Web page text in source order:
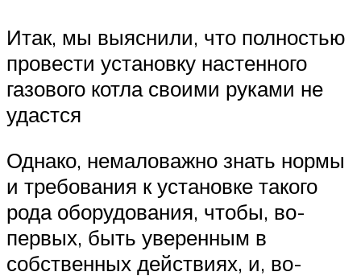
Итак, мы выяснили, что полностью
провести установку настенного
газового котла своими руками не
удастся
Однако, немаловажно знать нормы
и требования к установке такого
рода оборудования, чтобы, во-
первых, быть уверенным в
собственных действиях, и, во-